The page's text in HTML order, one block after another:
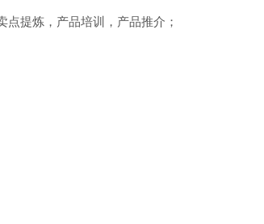
提炼，产品培训，产品推介；